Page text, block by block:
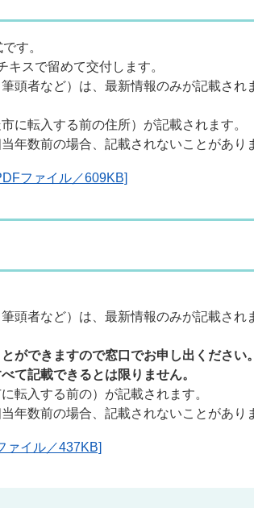
す。
スで留めて交付します。
頭者など）は、最新情報のみが記載され
に転入する前の住所）が記載されます。
年数前の場合、記載されないことがあり
ファイル／609KB]
頭者など）は、最新情報のみが記載され
ができますので窓口でお申し出ください。
て記載できるとは限りません。
転入する前の）が記載されます。
年数前の場合、記載されないことがあり
ァイル／437KB]